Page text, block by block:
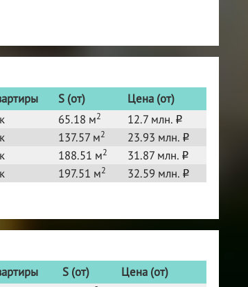
S (от)
Цена (от)
65.18 м2 12.7 млн. o
137.57 м2 23.93 млн. o
188.51 м2 31.87 млн. o
197.51 м2 32.59 млн. o
S (от)
Цена (от)